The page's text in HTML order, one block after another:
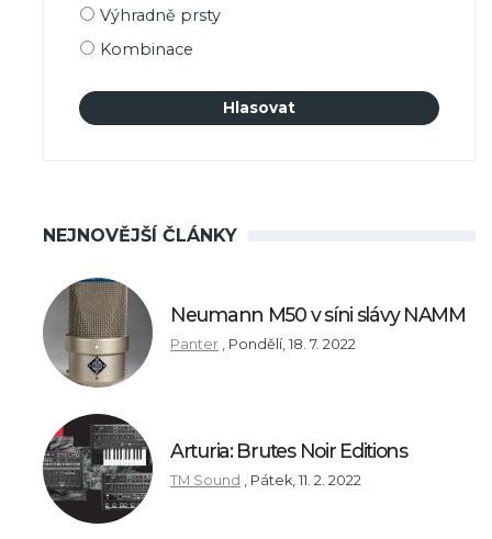
Výhradně prsty
Kombinace
NEJNOVĚJŠÍ ČLÁNKY
Neumann M50 v síni slávy NAMM
Panter , Pondělí, 18. 7. 2022
Arturia: Brutes Noir Editions
TM Sound , Pátek, 11. 2. 2022